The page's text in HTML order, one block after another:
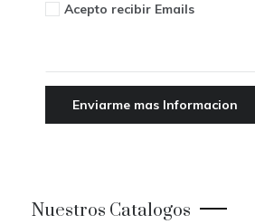
Acepto recibir Emails
Nuestros Catalogos